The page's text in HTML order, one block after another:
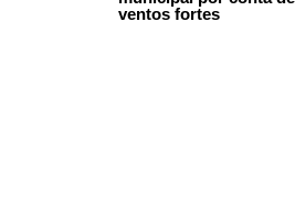
ventos fortes